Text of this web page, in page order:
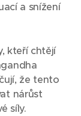
a snížení
kteří chtějí
že tento
nárůst
síly.